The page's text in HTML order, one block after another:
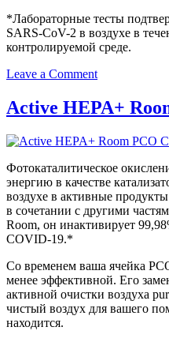
*Лабораторные тесты
SARS-CoV-2 в воздухе в
контролируемой среде.
Leave a Commenton
HEPA+
Room
Cell
Active HEPA+
Фотокаталитическое
энергию в качестве
воздухе в активные
в сочетании с другими
Room, он инактивирует
COVID-19.*
Со временем ваша ячейка
менее эффективной. Его
активной очистки воздуха
чистый воздух для вашего
находится.